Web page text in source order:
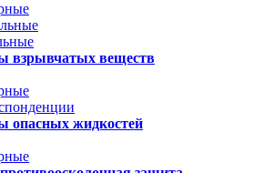
взрывчатых веществ
опасных жидкостей